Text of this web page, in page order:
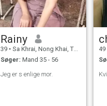
Rainy
39 • Sa Khrai, Nong Khai, Thailand
Søger: Mand 35 - 56
Jeg er s enlige mor.
49